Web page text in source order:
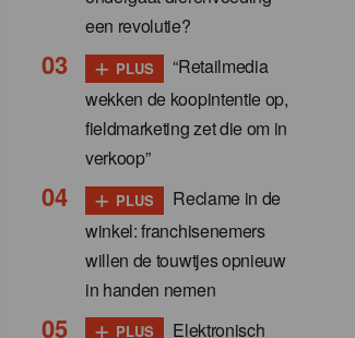
een revolutie?
+ PLUS
“Retailmedia
wekken de koopintentie op,
fieldmarketing zet die om in
verkoop”
+ PLUS
Reclame in de
winkel: franchisenemers
willen de touwtjes opnieuw
in handen nemen
+ PLUS
Elektronisch